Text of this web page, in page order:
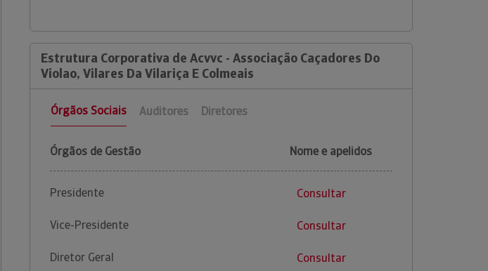
Estrutura Corporativa de Acvvc - Associação Caçadores Do
Violao, Vilares Da Vilariça E Colmeais
Órgãos Sociais Auditores Diretores
Órgãos de Gestão Nome e apelidos
Presidente Consultar
Vice-Presidente Consultar
Diretor Geral Consultar